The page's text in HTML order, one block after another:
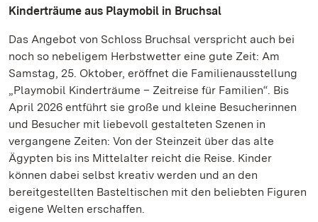
Kinderträume aus Playmobil in Bruchsal
Das Angebot von Schloss Bruchsal verspricht auch bei
noch so nebeligem Herbstwetter eine gute Zeit: Am
Samstag, 25. Oktober, eröffnet die Familienausstellung
„Playmobil Kinderträume – Zeitreise für Familien“. Bis
April 2026 entführt sie große und kleine Besucherinnen
und Besucher mit liebevoll gestalteten Szenen in
vergangene Zeiten: Von der Steinzeit über das alte
Ägypten bis ins Mittelalter reicht die Reise. Kinder
können dabei selbst kreativ werden und an den
bereitgestellten Basteltischen mit den beliebten Figuren
eigene Welten erschaffen.